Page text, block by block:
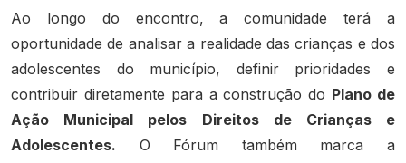
Ao longo do encontro, a comunidade terá a
oportunidade de analisar a realidade das crianças e dos
adolescentes do município, definir prioridades e
contribuir diretamente para a construção do Plano de
Ação Municipal pelos Direitos de Crianças e
Adolescentes. O Fórum também marca a